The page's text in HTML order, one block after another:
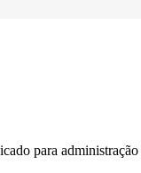
para